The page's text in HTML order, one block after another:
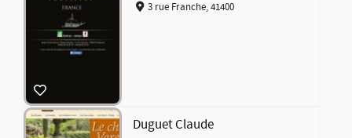
3 rue Franche, 41400
Duguet Claude